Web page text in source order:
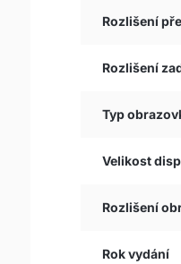
Rozlišení
Rozlišení
Typ
Velikost
Rozlišení
Rok vydání